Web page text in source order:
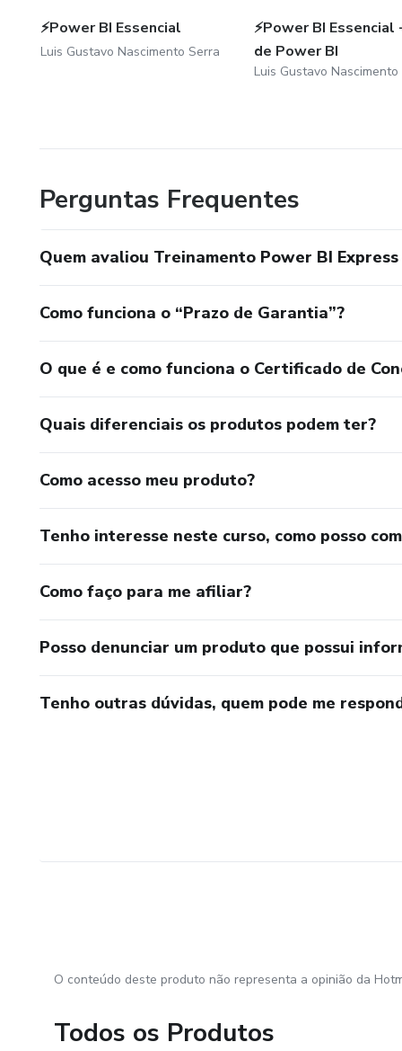
⚡Power BI Essencial
Luis Gustavo Nascimento Serra
⚡Power BI Essencial
de Power BI
Luis Gustavo Nascimento
Perguntas Frequentes
Quem avaliou Treinamento Power BI
Como funciona o “Prazo de Garantia”?
O que é e como funciona o Certificado de
Quais diferenciais os produtos podem ter?
Como acesso meu produto?
Tenho interesse neste curso, como posso
Como faço para me afiliar?
Posso denunciar um produto que possui
Tenho outras dúvidas, quem pode me
O conteúdo deste produto não representa a opinião da
Todos os Produtos